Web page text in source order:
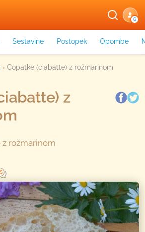
G
Sestavine Postopek Opombe
› Copatke (ciabatte) z rožmarinom
z
rožmarinom